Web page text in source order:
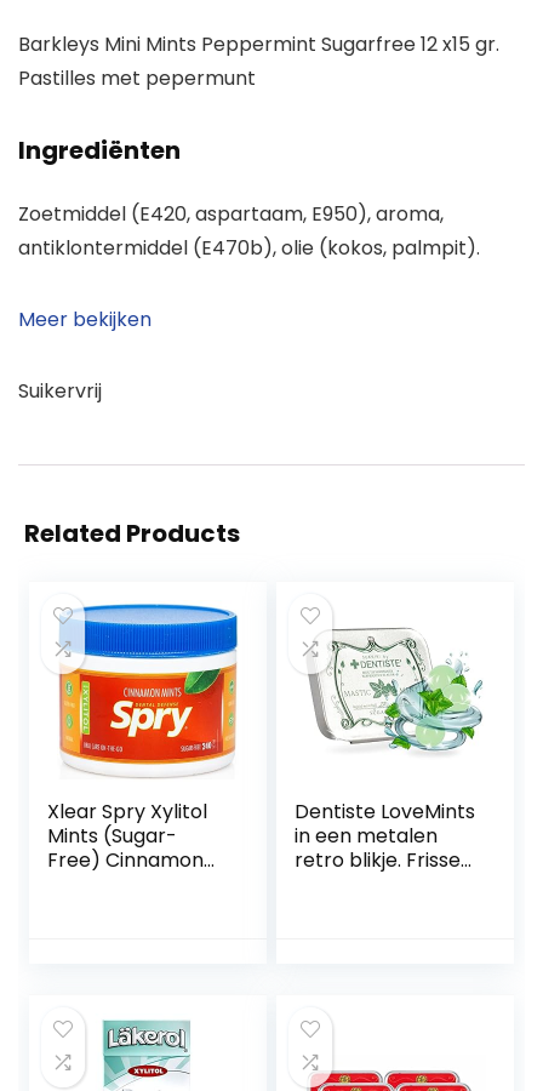
Barkleys Mini Mints Peppermint Sugarfree 12 x15 gr.
Pastilles met pepermunt
Ingrediënten
Zoetmiddel (E420, aspartaam, E950), aroma,
antiklontermiddel (E470b), olie (kokos, palmpit).
Meer bekijken
Suikervrij
Related Products
Xlear Spry Xylitol
Mints (Sugar-
Free) Cinnamon
Dentiste LoveMints
in een metalen
retro blikje. Frisse
Muntfris en
mastiekolie als
ademverfrisser.